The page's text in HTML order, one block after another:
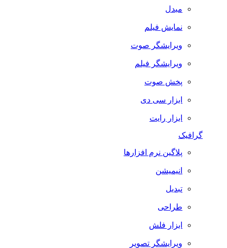
مبدل
نمایش فیلم
ویرایشگر صوت
ویرایشگر فیلم
پخش صوت
ابزار سی دی
ابزار رایت
گرافیک
پلاگین نرم افزارها
انیمیشن
تبدیل
طراحی
ابزار فلش
ویرایشگر تصویر